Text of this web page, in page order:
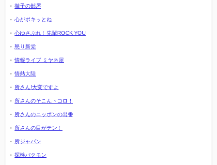
徹子の部屋
心がポキッとね
心ゆさぶれ！先輩ROCK YOU
怒り新党
情報ライブ ミヤネ屋
情熱大陸
所さん!大変ですよ
所さんのそこんトコロ！
所さんのニッポンの出番
所さんの目がテン！
所ジャパン
探検バクモン